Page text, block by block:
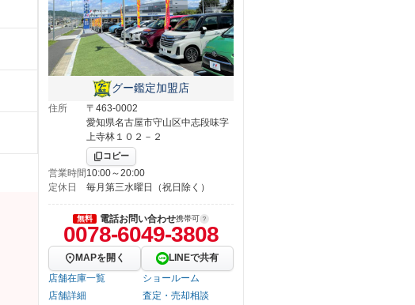
グー鑑定加盟店
住所
〒463-0002
愛知県名古屋市守山区中志段味字
上寺林１０２－２
コピー
営業時間10:00～20:00
定休日
毎月第三水曜日（祝日除く）
無料 電話お問い合わせ携帯可
0078-6049-3808
MAPを開く
LINEで共有
店舗在庫一覧
ショールーム
店舗詳細
査定・売却相談